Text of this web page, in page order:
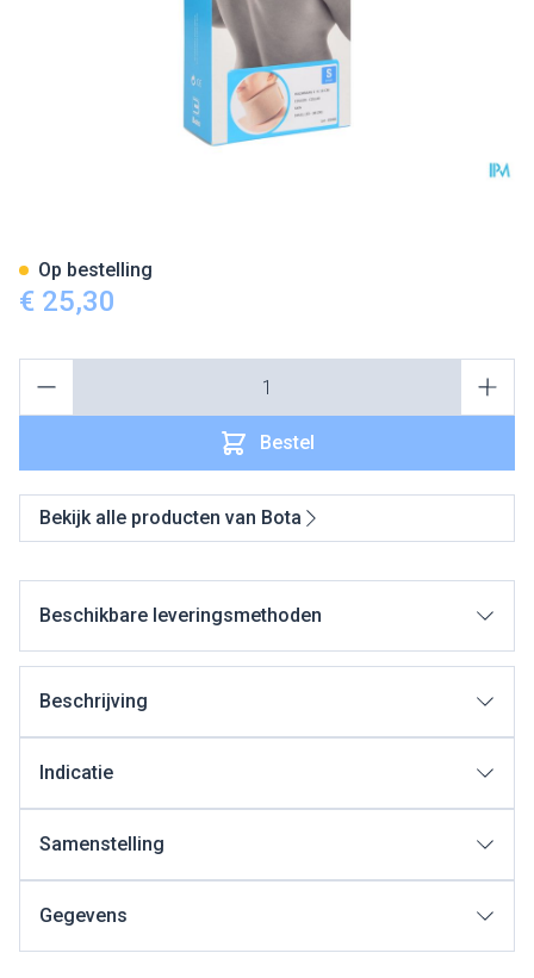
€ 25,30
Bestel
Op bestelling
Bekijk alle producten van Bota
Beschikbare leveringsmethoden
Beschrijving
Indicatie
Samenstelling
Gegevens